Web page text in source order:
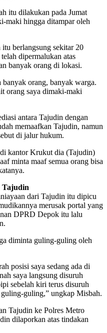
itu dilakukan pada Jumat
maki hingga ditampar oleh
berlangsung sekitar 20
dipermalukan atas
banyak orang di lokasi.
orang, banyak warga.
orang saya dimaki-maki
antara Tajudin dengan
memaafkan Tajudin, namun
di jalur hukum.
kantor Krukut dia (Tajudin)
minta maaf semua orang bisa
Tajudin
dari Tajudin itu dipicu
merusak portal yang
DPRD Depok itu lalu
diminta guling-guling oleh
posisi saya sedang ada di
saya langsung disuruh
sebelah kiri terus disuruh
guling,” ungkap Misbah.
Tajudin ke Polres Metro
dilaporkan atas tindakan